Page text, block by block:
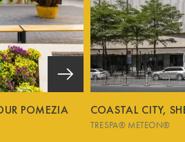
POMEZIA COASTAL CITY,
TRESPA® METEON®